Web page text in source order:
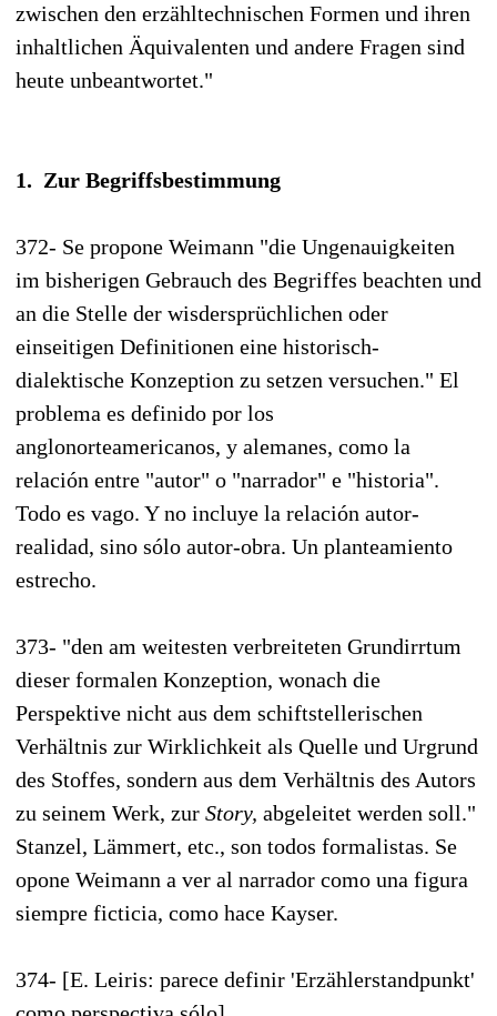
zwischen den erzähltechnischen Formen und ihren
inhaltlichen Äquivalenten und andere Fragen sind
heute unbeantwortet."
1. Zur Begriffsbestimmung
372- Se propone Weimann "die Ungenauigkeiten
im bisherigen Gebrauch des Begriffes beachten und
an die Stelle der wisdersprüchlichen oder
einseitigen Definitionen eine historisch-
dialektische Konzeption zu setzen versuchen." El
problema es definido por los
anglonorteamericanos, y alemanes, como la
relación entre "autor" o "narrador" e "historia".
Todo es vago. Y no incluye la relación autor-
realidad, sino sólo autor-obra. Un planteamiento
estrecho.
373- "den am weitesten verbreiteten Grundirrtum
dieser formalen Konzeption, wonach die
Perspektive nicht aus dem schiftstellerischen
Verhältnis zur Wirklichkeit als Quelle und Urgrund
des Stoffes, sondern aus dem Verhältnis des Autors
zu seinem Werk, zur Story, abgeleitet werden soll."
Stanzel, Lämmert, etc., son todos formalistas. Se
opone Weimann a ver al narrador como una figura
siempre ficticia, como hace Kayser.
374- [E. Leiris: parece definir 'Erzählerstandpunkt'